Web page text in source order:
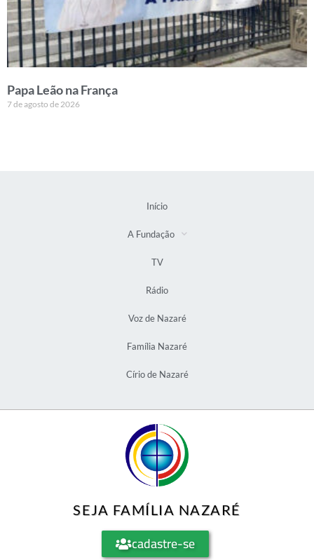
Papa Leão na França
7 de agosto de 2026
Início
A Fundação
TV
Rádio
Voz de Nazaré
Família Nazaré
Círio de Nazaré
SEJA FAMÍLIA NAZARÉ
cadastre-se